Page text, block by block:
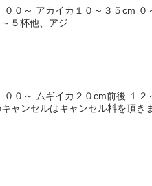
０～ アカイカ１０～３５cm ０
５杯他、アジ
０～ ムギイカ２０cm前後 １
ャンセルはキャンセル料を頂き